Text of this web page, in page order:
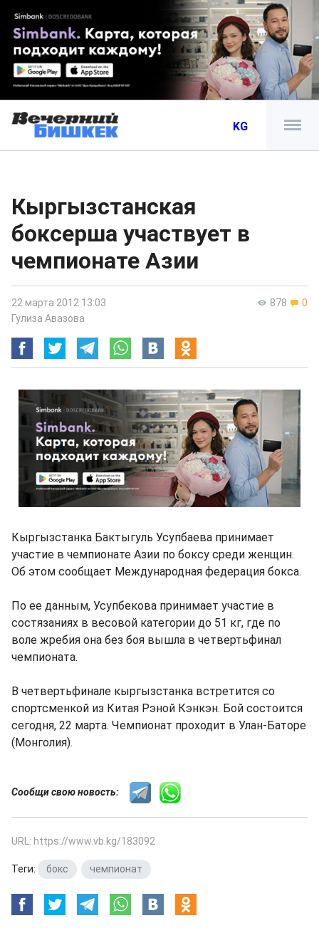
KG
Кыргызстанская
боксерша участвует в
чемпионате Азии
878 0
22 марта 2012 13:03
Гулиза Авазова
Кыргызстанка Бактыгуль Усупбаева принимает
участие в чемпионате Азии по боксу среди женщин.
Об этом сообщает Международная федерация бокса.
По ее данным, Усупбекова принимает участие в
состязаниях в весовой категории до 51 кг, где по
воле жребия она без боя вышла в четвертьфинал
чемпионата.
В четвертьфинале кыргызстанка встретится со
спортсменкой из Китая Рэной Кэнкэн. Бой состоится
сегодня, 22 марта. Чемпионат проходит в Улан-Баторе
(Монголия).
Сообщи свою новость:
URL: https://www.vb.kg/183092
Теги: бокс чемпионат